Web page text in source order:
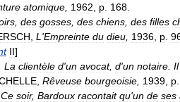
atomique 1962 p 168
des gosses des chiens des filles
L 'Empreinte du dieu 1936 p
II]
La clientèle d'un avocat, d'un notaire Il
Rêveuse bourgeoisie 1939 p
Ce soir, Bardoux racontait qu'un de ses